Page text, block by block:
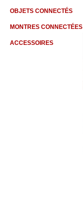
OBJETS CONNECTÉS
MONTRES CONNECTÉES
ACCESSOIRES